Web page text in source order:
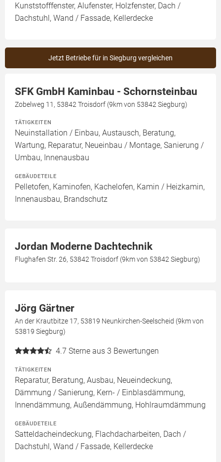
Kunststofffenster, Alufenster, Holzfenster, Dach /
Dachstuhl, Wand / Fassade, Kellerdecke
Jetzt Betriebe für in Siegburg vergleichen
SFK GmbH Kaminbau - Schornsteinbau
Zobelweg 11, 53842 Troisdorf (9km von 53842 Siegburg)
TÄTIGKEITEN
Neuinstallation / Einbau, Austausch, Beratung,
Wartung, Reparatur, Neueinbau / Montage, Sanierung /
Umbau, Innenausbau
GEBÄUDETEILE
Pelletofen, Kaminofen, Kachelofen, Kamin / Heizkamin,
Innenausbau, Brandschutz
Jordan Moderne Dachtechnik
Flughafen Str. 26, 53842 Troisdorf (9km von 53842 Siegburg)
Jörg Gärtner
An der Krautbitze 17, 53819 Neunkirchen-Seelscheid (9km von
53819 Siegburg)
4.7 Sterne aus 3 Bewertungen
TÄTIGKEITEN
Reparatur, Beratung, Ausbau, Neueindeckung,
Dämmung / Sanierung, Kern- / Einblasdämmung,
Innendämmung, Außendämmung, Hohlraumdämmung
GEBÄUDETEILE
Satteldacheindeckung, Flachdacharbeiten, Dach /
Dachstuhl, Wand / Fassade, Kellerdecke